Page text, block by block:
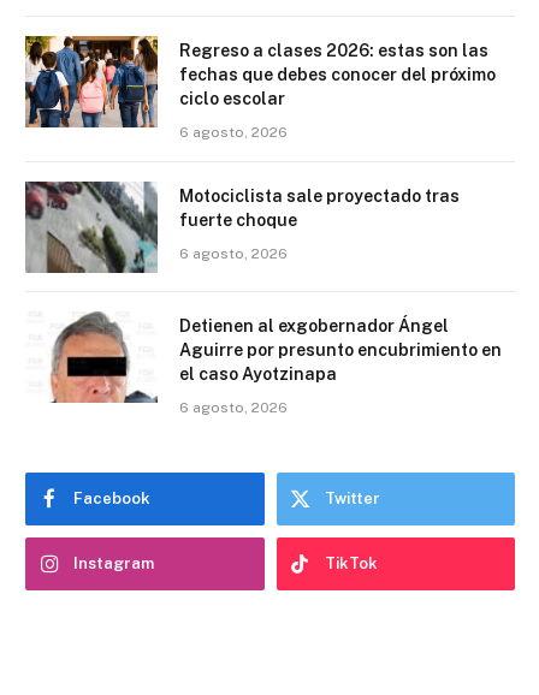
Regreso a clases 2026: estas son las
fechas que debes conocer del próximo
ciclo escolar
6 agosto, 2026
Motociclista sale proyectado tras
fuerte choque
6 agosto, 2026
Detienen al exgobernador Ángel
Aguirre por presunto encubrimiento en
el caso Ayotzinapa
6 agosto, 2026
Facebook Twitter
Instagram TikTok